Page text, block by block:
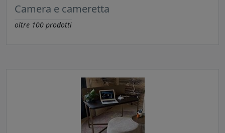
Camera e cameretta
oltre 100 prodotti